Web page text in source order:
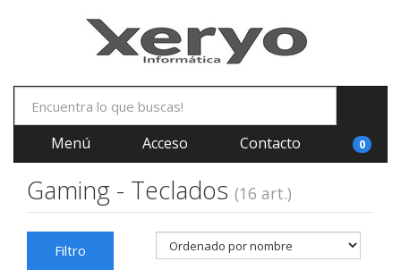
Menú Acceso Contacto 0
Gaming - Teclados (16 art.)
Filtro